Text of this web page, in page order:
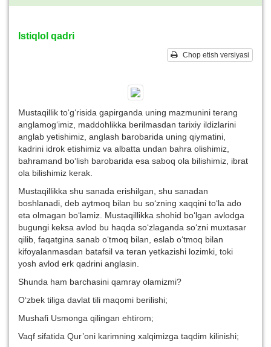
Istiqlol qadri
Chop etish versiyasi
Mustaqillik to‘g‘risida gapirganda uning mazmunini terang
anglamog‘imiz, maddohlikka berilmasdan tarixiy ildizlarini
anglab yetishimiz, anglash barobarida uning qiymatini,
kadrini idrok etishimiz va albatta undan bahra olishimiz,
bahramand bo‘lish barobarida esa saboq ola bilishimiz, ibrat
ola bilishimiz kerak.
Mustaqillikka shu sanada erishilgan, shu sanadan
boshlanadi, deb aytmoq bilan bu so‘zning xaqqini to‘la ado
eta olmagan bo‘lamiz. Mustaqillikka shohid bo‘lgan avlodga
bugungi keksa avlod bu haqda so‘zlaganda so‘zni muxtasar
qilib, faqatgina sanab o‘tmoq bilan, eslab o‘tmoq bilan
kifoyalanmasdan batafsil va teran yetkazishi lozimki, toki
yosh avlod erk qadrini anglasin.
Shunda ham barchasini qamray olamizmi?
O‘zbek tiliga davlat tili maqomi berilishi;
Mushafi Usmonga qilingan ehtirom;
Vaqf sifatida Qur’oni karimning xalqimizga taqdim kilinishi;